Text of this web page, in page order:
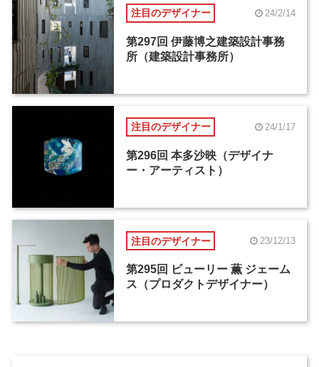
注目のデザイナー 24/2/14
第297回 伊藤博之建築設計事務
所（建築設計事務所）
注目のデザイナー 24/1/17
第296回 本多沙映（デザイナ
ー・アーティスト）
注目のデザイナー 23/12/13
第295回 ビューリー 薫 ジェーム
ス（プロダクトデザイナー）